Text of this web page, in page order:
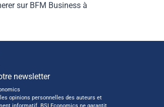
sur BFM Business à
newsletter
opinions personnelles des auteurs et